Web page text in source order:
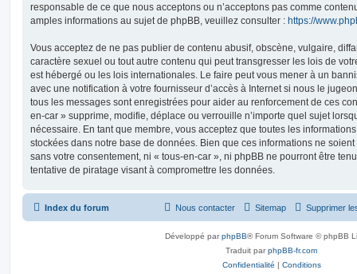
responsable de ce que nous acceptons ou n’acceptons pas comme
amples informations au sujet de phpBB, veuillez consulter : https://
Vous acceptez de ne pas publier de contenu abusif, obscène, vulgaire,
caractère sexuel ou tout autre contenu qui peut transgresser les lois de
est hébergé ou les lois internationales. Le faire peut vous mener à un
avec une notification à votre fournisseur d’accès à Internet si nous le
tous les messages sont enregistrées pour aider au renforcement de ces
en-car » supprime, modifie, déplace ou verrouille n’importe quel sujet
nécessaire. En tant que membre, vous acceptez que toutes les
stockées dans notre base de données. Bien que ces informations ne
sans votre consentement, ni « tous-en-car », ni phpBB ne pourront être
tentative de piratage visant à compromettre les données.
Index du forum Supprimer
Sitemap
Nous contacter
Développé parphpBB® Forum Software © phpBB
Traduit parphpBB-fr.com
Confidentialité | Conditions